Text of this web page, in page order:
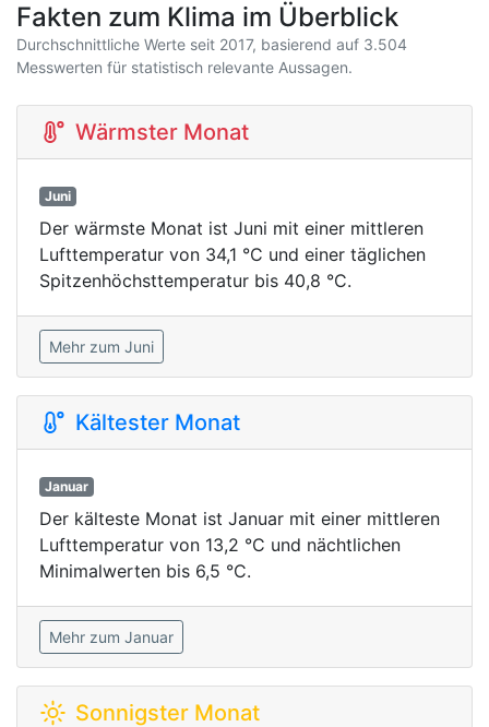
Fakten zum Klima im Überblick
Durchschnittliche Werte seit 2017, basierend auf 3.504
Messwerten für statistisch relevante Aussagen.
Wärmster Monat
Juni
Der wärmste Monat ist Juni mit einer mittleren
Lufttemperatur von 34,1 °C und einer täglichen
Spitzenhöchsttemperatur bis 40,8 °C.
Mehr zum Juni
Kältester Monat
Januar
Der kälteste Monat ist Januar mit einer mittleren
Lufttemperatur von 13,2 °C und nächtlichen
Minimalwerten bis 6,5 °C.
Mehr zum Januar
Sonnigster Monat